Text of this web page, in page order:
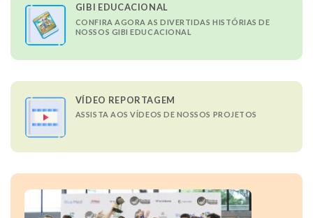
GIBI EDUCACIONAL
CONFIRA AGORA AS DIVERTIDAS HISTÓRIAS DE
NOSSOS GIBI EDUCACIONAL
VÍDEO REPORTAGEM
ASSISTA AOS VÍDEOS DE NOSSOS PROJETOS